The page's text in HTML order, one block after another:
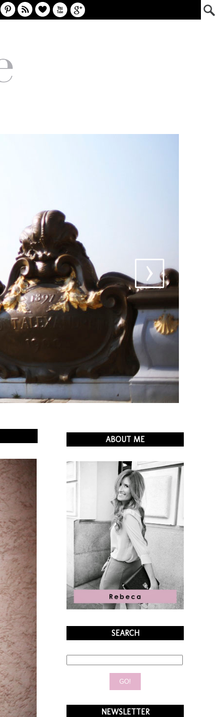
ABOUT ME
SEARCH
NEWSLETTER